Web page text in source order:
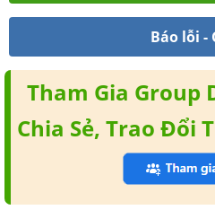
Báo lỗi -
Tham Gia Group
Chia Sẻ, Trao Đổi